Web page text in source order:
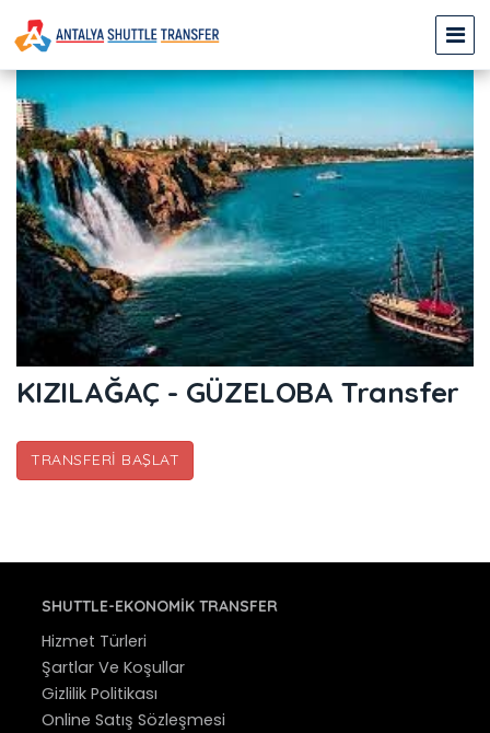
KIZILAĞAÇ - GÜZELOBA Transfer
TRANSFERI BAŞLAT
SHUTTLE-EKONOMIK TRANSFER
Hizmet Türleri
Şartlar Ve Koşullar
Gizlilik Politikası
Online Satış Sözleşmesi